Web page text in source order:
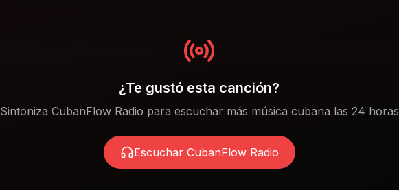
¿Te gustó esta canción?
Sintoniza CubanFlow Radio para escuchar más música cubana las 24 horas
Escuchar CubanFlow Radio